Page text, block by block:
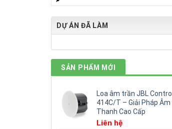
DỰ ÁN ĐÃ LÀM
SẢN PHẨM MỚI
Loa âm trần JBL Control
414C/T – Giải Pháp Âm
Thanh Cao Cấp
Liên hệ